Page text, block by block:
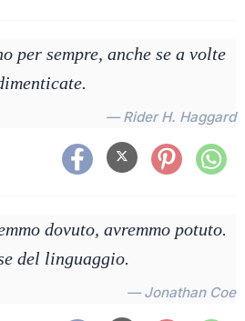
per sempre, anche se a volte
— Rider H. Haggard
dovuto, avremmo potuto.
del linguaggio.
— Jonathan Coe